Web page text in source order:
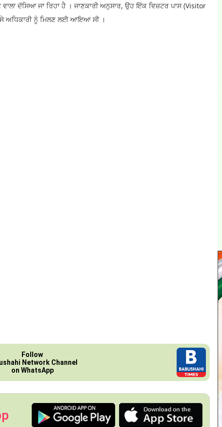
ਦੱਸਿਆ ਜਾ ਰਿਹਾ ਹੈ । ਜਾਣਕਾਰੀ ਅਨੁਸਾਰ, ਉਹ ਇੱਕ ਵਿਜ਼ਟਰ ਪਾਸ (Visitor
ਅਧਿਕਾਰੀ ਨੂੰ ਮਿਲਣ ਲਈ ਆਇਆ ਸੀ ।
Follow
Network Channel
on WhatsApp